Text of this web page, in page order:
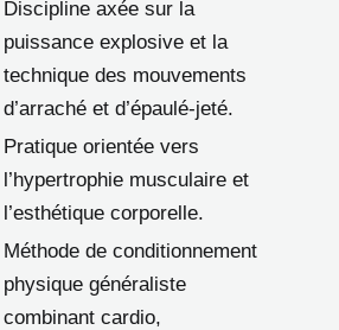
Discipline axée sur la
puissance explosive et la
technique des mouvements
d’arraché et d’épaulé-jeté.
Pratique orientée vers
l’hypertrophie musculaire et
l’esthétique corporelle.
Méthode de conditionnement
physique généraliste
combinant cardio,